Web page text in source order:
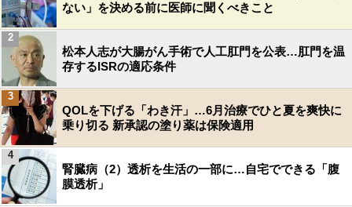
ない」を決める前に医師に聞くべきこと
松本人志が大腸がん手術で人工肛門を公表…肛門を温
存するISRの適応条件
2
QOLを下げる「わき汗」…6月治療でひと夏を爽快に
乗り切る 新承認の塗り薬は保険適用
3
腎臓病（2）透析を生活の一部に…自宅でできる「腹
膜透析」
4